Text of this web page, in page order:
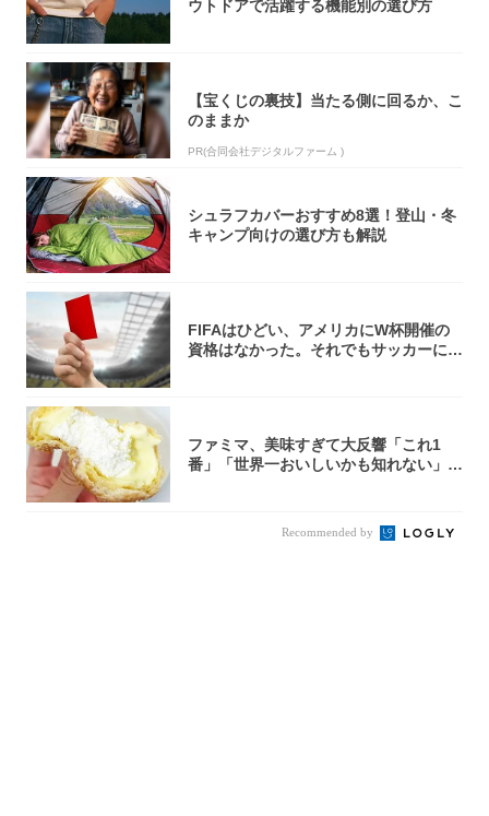
ウトドアで活躍する機能別の選び方
【宝くじの裏技】当たる側に回るか、こ
のままか
PR(合同会社デジタルファーム )
シュラフカバーおすすめ8選！登山・冬
キャンプ向けの選び方も解説
FIFAはひどい、アメリカにW杯開催の
資格はなかった。それでもサッカーには
ファミマ、美味すぎて大反響「これ1
番」「世界一おいしいかも知れない」
Recommended by